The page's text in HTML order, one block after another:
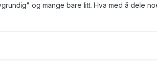
og mange bare litt. Hva med å dele